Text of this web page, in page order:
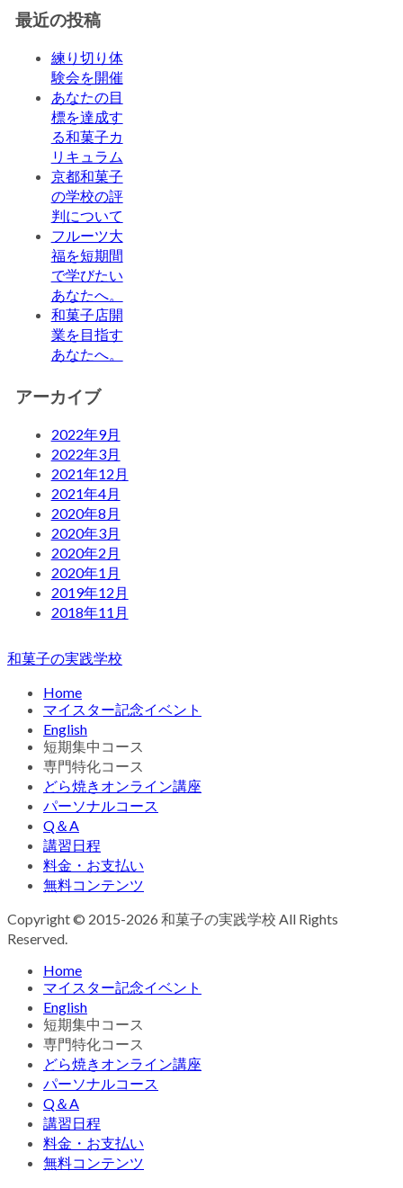
最近の投稿
練り切り体
験会を開催
あなたの目
標を達成す
る和菓子カ
リキュラム
京都和菓子
の学校の評
判について
フルーツ大
福を短期間
で学びたい
あなたへ。
和菓子店開
業を目指す
あなたへ。
アーカイブ
2022年9月
2022年3月
2021年12月
2021年4月
2020年8月
2020年3月
2020年2月
2020年1月
2019年12月
2018年11月
和菓子の実践学校
Home
マイスター記念イベント
English
短期集中コース
専門特化コース
どら焼きオンライン講座
パーソナルコース
Q＆A
講習日程
料金・お支払い
無料コンテンツ
Copyright © 2015-2026 和菓子の実践学校 All Rights
Reserved.
Home
マイスター記念イベント
English
短期集中コース
専門特化コース
どら焼きオンライン講座
パーソナルコース
Q＆A
講習日程
料金・お支払い
無料コンテンツ